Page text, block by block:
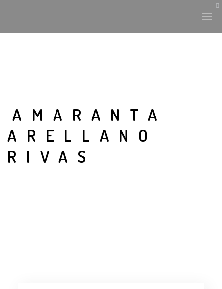
AMARANTA
ARELLANO
RIVAS